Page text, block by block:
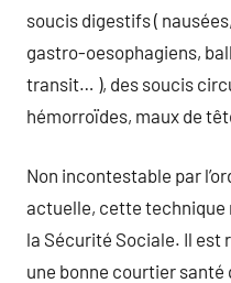
soucis digestifs (
gastro-oesophagiens,
transit… ), des soucis
hémorroïdes, maux de
Non incontestable par
actuelle, cette technique
la Sécurité Sociale. Il
une bonne courtier santé